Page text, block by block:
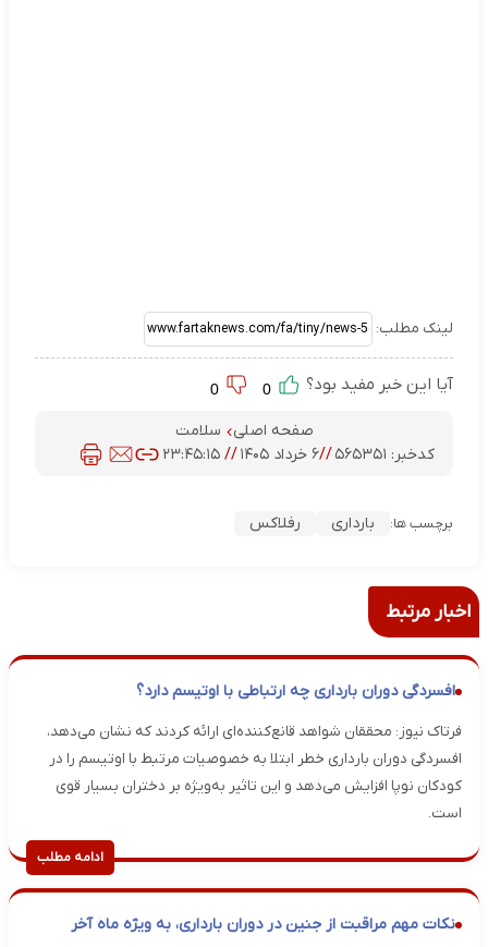
لینک مطلب:
آیا این خبر مفید بود؟
صفحه اصلی
سلامت
کدخبر: ۵۶۵۳۵۱ //۶ خرداد ۱۴۰۵ //۲۳:۴۵:۱۵
برچسب ها: بارداری رفلاکس
اخبار مرتبط
افسردگی دوران بارداری چه ارتباطی با اوتیسم دارد؟
فرتاک نیوز: محققان شواهد قانع‌کننده‌ای ارائه کردند که نشان می‌دهد،
افسردگی دوران بارداری خطر ابتلا به خصوصیات مرتبط با اوتیسم را در
کودکان نوپا افزایش می‌دهد و این تاثیر به‌ویژه بر دختران بسیار قوی
است.
ادامه مطلب
نکات مهم مراقبت از جنین در دوران بارداری، به ویژه ماه آخر